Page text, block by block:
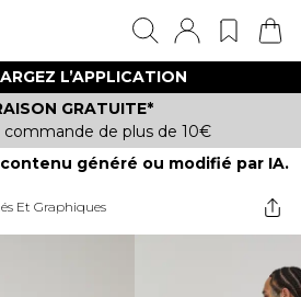
L’APPLICATION
GRATUITE*
de plus de 10€
généré ou modifié par IA.
Et Graphiques